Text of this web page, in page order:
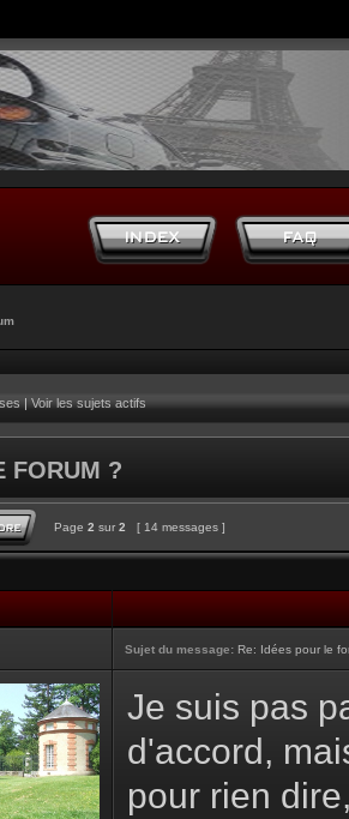
|Voir les sujets actifs
FORUM ?
Page 2 sur 2 [ 14 messages ]
Sujet du message: Re: Idées pour le
Je suis pas
d'accord,
pour rien